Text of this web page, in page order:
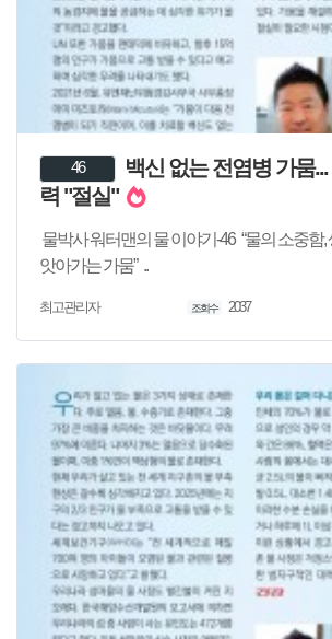
46
백신 없는 전염병 가뭄
력 "절실"
물박사 워터맨의 물 이야기-46 “물의 소중함,
앗아가는 가뭄” ..
최고관리자 조회수 2037